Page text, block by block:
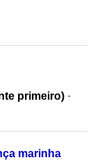
primeiro) ·
marinha